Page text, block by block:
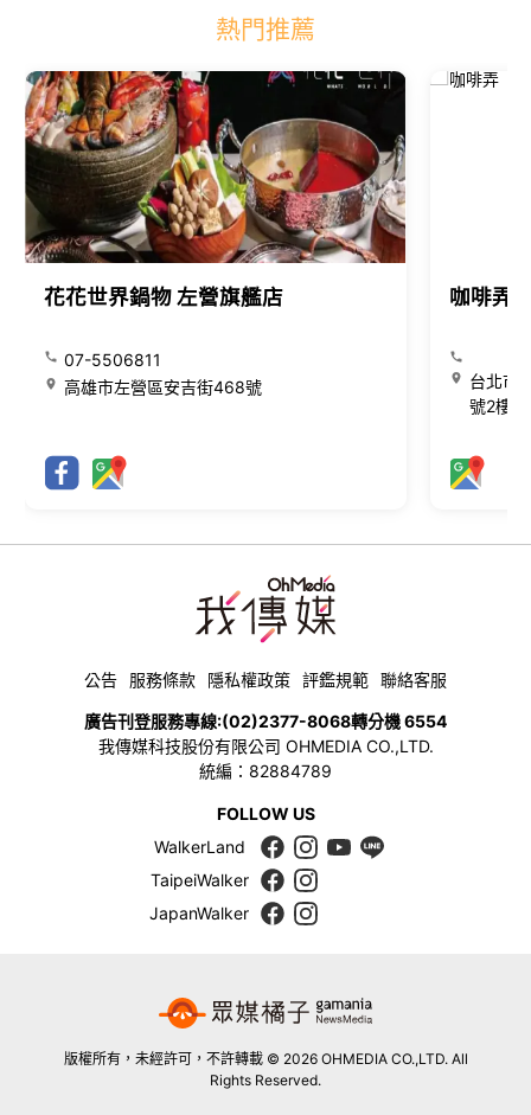
熱門推薦
花花世界鍋物 左營旗艦店
07-5506811
高雄市左營區安吉街468號
咖啡弄
台北市
號2樓
公告 服務條款 隱私權政策 評鑑規範 聯絡客服
廣告刊登服務專線:(02)2377-8068轉分機 6554
我傳媒科技股份有限公司 OHMEDIA CO.,LTD.
統編：82884789
FOLLOW US
WalkerLand
TaipeiWalker
JapanWalker
版權所有，未經許可，不許轉載 © 2026 OHMEDIA CO.,LTD. All
Rights Reserved.